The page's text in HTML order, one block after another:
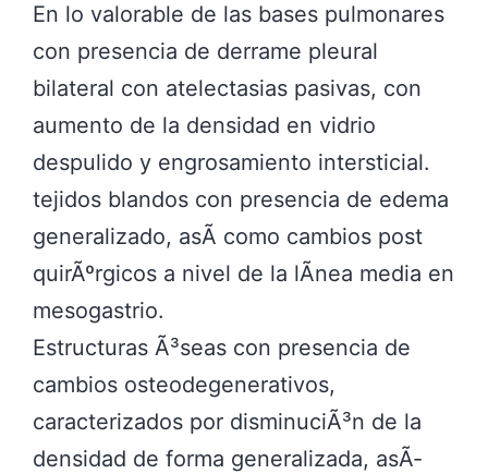
En lo valorable de las bases pulmonares
con presencia de derrame pleural
bilateral con atelectasias pasivas, con
aumento de la densidad en vidrio
despulido y engrosamiento intersticial.
tejidos blandos con presencia de edema
generalizado, asÃ­ como cambios post
quirÃºrgicos a nivel de la lÃ­nea media en
mesogastrio.
Estructuras Ã³seas con presencia de
cambios osteodegenerativos,
caracterizados por disminuciÃ³n de la
densidad de forma generalizada, asÃ­